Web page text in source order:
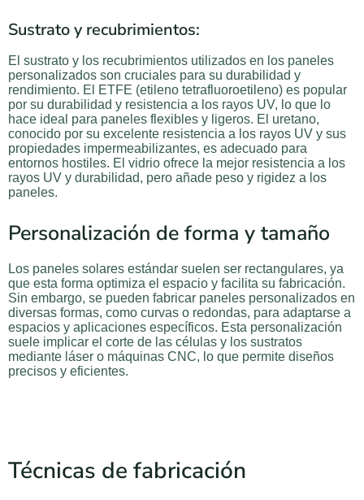
Sustrato y recubrimientos:
El sustrato y los recubrimientos utilizados en los paneles
personalizados son cruciales para su durabilidad y
rendimiento. El ETFE (etileno tetrafluoroetileno) es popular
por su durabilidad y resistencia a los rayos UV, lo que lo
hace ideal para paneles flexibles y ligeros. El uretano,
conocido por su excelente resistencia a los rayos UV y sus
propiedades impermeabilizantes, es adecuado para
entornos hostiles. El vidrio ofrece la mejor resistencia a los
rayos UV y durabilidad, pero añade peso y rigidez a los
paneles.
Personalización de forma y tamaño
Los paneles solares estándar suelen ser rectangulares, ya
que esta forma optimiza el espacio y facilita su fabricación.
Sin embargo, se pueden fabricar paneles personalizados en
diversas formas, como curvas o redondas, para adaptarse a
espacios y aplicaciones específicos. Esta personalización
suele implicar el corte de las células y los sustratos
mediante láser o máquinas CNC, lo que permite diseños
precisos y eficientes.
Técnicas de fabricación